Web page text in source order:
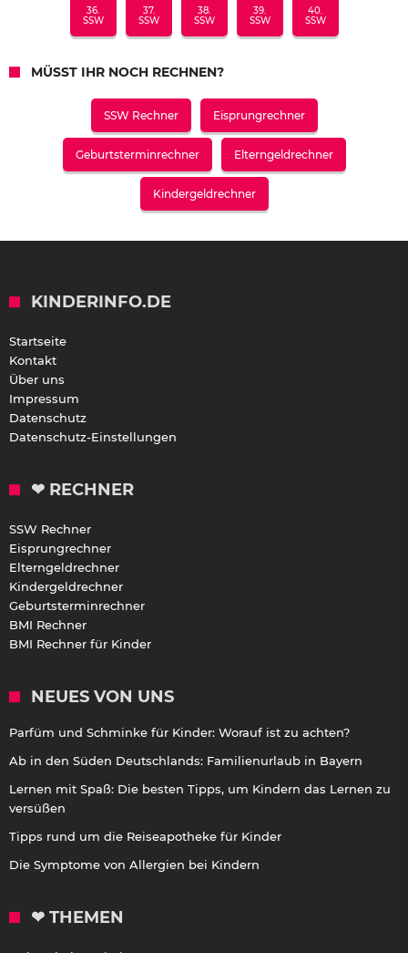
36.
SSW
37.
SSW
38.
SSW
39.
SSW
40.
SSW
MÜSST IHR NOCH RECHNEN?
SSW Rechner Eisprungrechner
Geburtsterminrechner Elterngeldrechner
Kindergeldrechner
KINDERINFO.DE
Startseite
Kontakt
Über uns
Impressum
Datenschutz
Datenschutz-Einstellungen
❤ RECHNER
SSW Rechner
Eisprungrechner
Elterngeldrechner
Kindergeldrechner
Geburtsterminrechner
BMI Rechner
BMI Rechner für Kinder
NEUES VON UNS
Parfüm und Schminke für Kinder: Worauf ist zu achten?
Ab in den Süden Deutschlands: Familienurlaub in Bayern
Lernen mit Spaß: Die besten Tipps, um Kindern das Lernen zu
versüßen
Tipps rund um die Reiseapotheke für Kinder
Die Symptome von Allergien bei Kindern
❤ THEMEN